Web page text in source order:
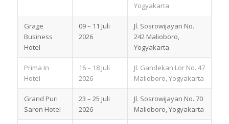
Yogyakarta
Grage
Business
Hotel
09 – 11 Juli
2026
Jl. Sosrowijayan No.
242 Malioboro,
Yogyakarta
Prima In
Hotel
16 – 18 Juli
2026
Jl. Gandekan Lor No. 47
Malioboro, Yogyakarta
Grand Puri
Saron Hotel
23 – 25 Juli
2026
Jl. Sosrowijayan No. 70
Malioboro, Yogyakarta